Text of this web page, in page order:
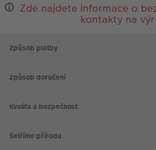
Zde najdete informace o
kontakty na
Způsob platby
Způsob doručení
Kvalita a bezpečnost
Šetříme přírodu